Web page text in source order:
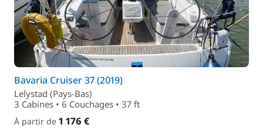
Bavaria Cruiser 37 (2019)
Lelystad (Pays-Bas)
3 Cabines • 6 Couchages • 37 ft
À partir de 1 176 €